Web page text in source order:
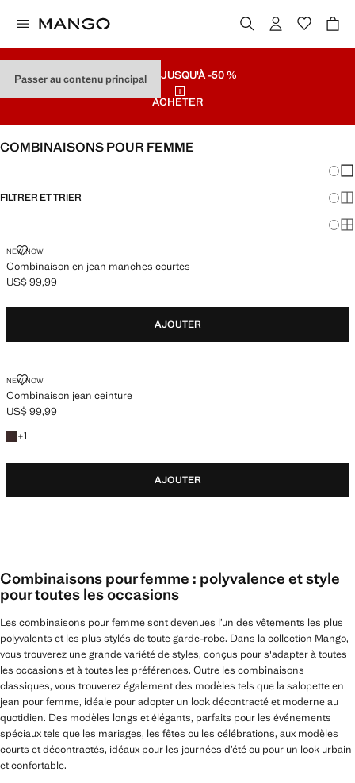
Passer au contenu principal
SOLDES JUSQU'À -50 %
ACHETER
COMBINAISONS POUR FEMME
FILTRER ET TRIER
NEW NOW
Combinaison en jean manches courtes
COMBINAISON EN JEAN MANCHES COURTES
Prix actuel [US$ 99,99 ]
US$ 99,99
AJOUTER
NEW NOW
Combinaison jean ceinture
COMBINAISON JEAN CEINTURE
Prix actuel [US$ 99,99 ]
US$ 99,99
+1
+1 couleur
AJOUTER
Combinaisons pour femme : polyvalence et style
pour toutes les occasions
Les combinaisons pour femme sont devenues l’un des vêtements les plus
polyvalents et les plus stylés de toute garde-robe. Dans la collection Mango,
vous trouverez une grande variété de styles, conçus pour s'adapter à toutes
les occasions et à toutes les préférences. Outre les combinaisons
classiques, vous trouverez également des modèles tels que la salopette en
jean pour femme, idéale pour adopter un look décontracté et moderne au
quotidien. Des modèles longs et élégants, parfaits pour les événements
spéciaux tels que les mariages, les fêtes ou les célébrations, aux modèles
courts et décontractés, idéaux pour les journées d’été ou pour un look urbain
et confortable.